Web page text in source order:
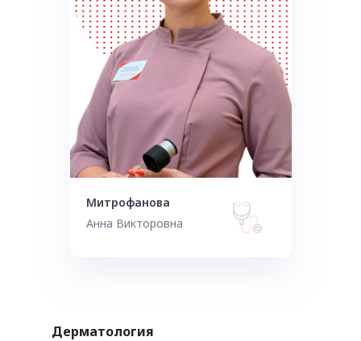
Митрофанова
Анна Викторовна
Дерматология